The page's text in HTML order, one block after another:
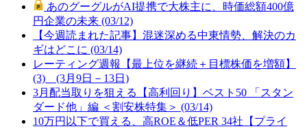
あのグーグルがAI提携で大株主に、時価総額400億
円企業の未来 (03/12)
【今週読まれた記事】混迷深める中東情勢、解決のカ
ギはどこに (03/14)
レーティング週報【最上位を継続＋目標株価を増額】
(3) (3月9日－13日)
3月配当取りを狙える【高利回り】ベスト50 「スタン
ダード他」編 ＜割安株特集＞ (03/14)
10万円以下で買える、高ROE＆低PER 34社【プライ